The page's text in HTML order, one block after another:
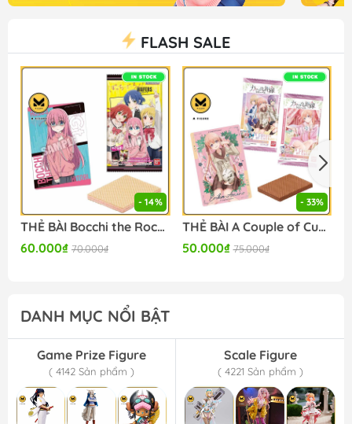
FLASH SALE
- 14%
THẺ BÀI Bocchi the Rock! - Wafer (Bandai Spirits ) PACK CARD CHÍNH HÃNG
60.000₫ 70.000₫
- 33%
THẺ BÀI A Couple of Cuckoos - Wafer Set of 20 (Bandai) PACK CARD CHÍNH HÃNG
50.000₫ 75.000₫
DANH MỤC NỔI BẬT
Game Prize Figure
( 4142 Sản phẩm )
Scale Figure
( 4221 Sản phẩm )